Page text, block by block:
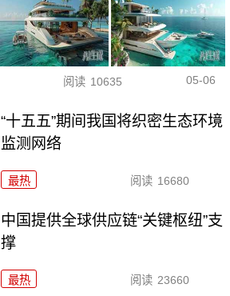
阅读 10635 05-06
“十五五”期间我国将织密生态环境
监测网络
最热 阅读 16680
中国提供全球供应链“关键枢纽”支
撑
最热 阅读 23660